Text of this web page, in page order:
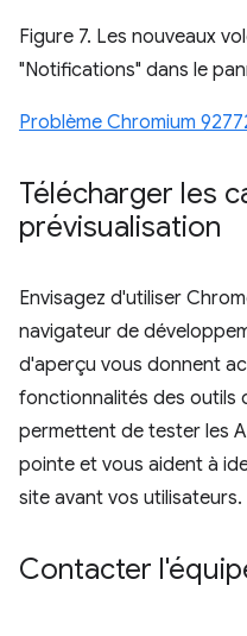
Figure 7. Les nouveaux
"Notifications" dans le
Problème Chromium
Télécharger les
prévisualisation
Envisagez d'utiliser
navigateur de
d'aperçu vous donnent
fonctionnalités des outils
permettent de tester les
pointe et vous aident à
site avant vos utilisateurs.
Contacter